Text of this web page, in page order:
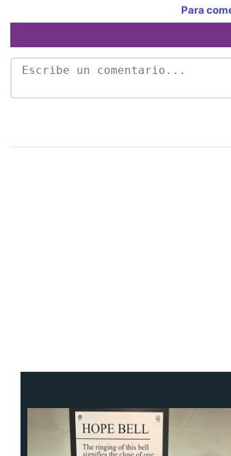
Para